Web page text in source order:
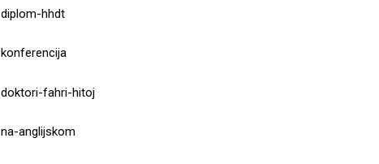
diplom-hhdt
konferencija
doktori-fahri-hitoj
na-anglijskom